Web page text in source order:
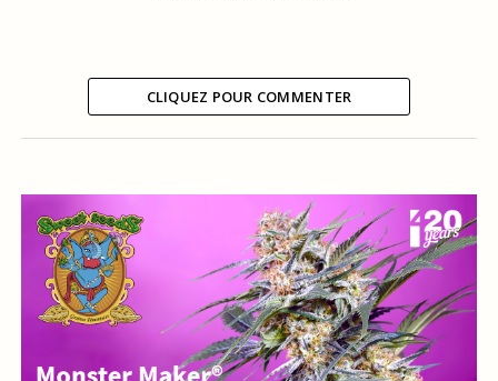
CLIQUEZ POUR COMMENTER